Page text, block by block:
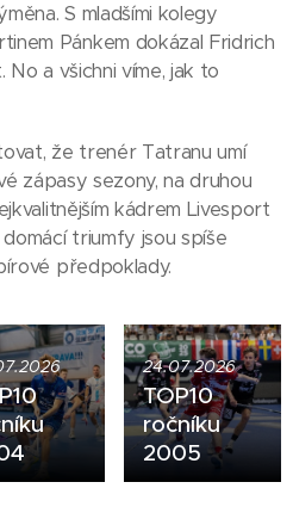
S mladšími kolegy
Pánkem dokázal Fridrich
a všichni víme, jak to
že trenér Tatranu umí
zápasy sezony, na druhou
kádrem Livesport
triumfy jsou spíše
předpoklady.
24.07.2026
TOP10
ročníku
2005